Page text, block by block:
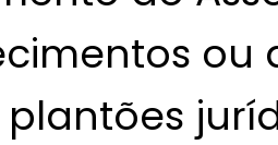
ou
plantões